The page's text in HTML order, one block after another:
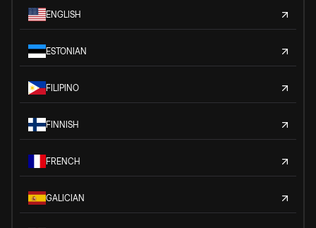
ENGLISH
ESTONIAN
FILIPINO
FINNISH
FRENCH
GALICIAN